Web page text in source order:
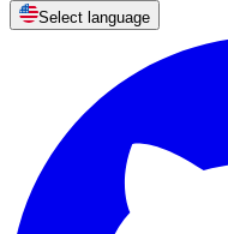
Select language